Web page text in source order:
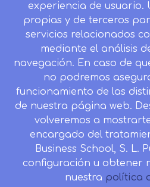
Leer más
Salidas profesionales
Noticias
experiencia de usuario.
propias y de terceros
servicios relacionados
mediante el análisis
navegación. En caso de
no podremos
funcionamiento de las
de nuestra página web.
volveremos a
encargado del
Business School, S. L.
configuración u obtener
nuestra política